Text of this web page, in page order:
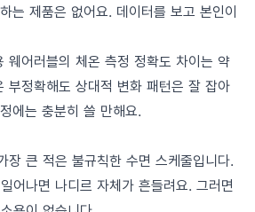
는 제품은 없어요. 데이터를 보고 본인이
웨어러블의 체온 측정 정확도 차이는 약
부정확해도 상대적 변화 패턴은 잘 잡아
에는 충분히 쓸 만해요.
장 큰 적은 불규칙한 수면 스케줄입니다.
어나면 나디르 자체가 흔들려요. 그러면